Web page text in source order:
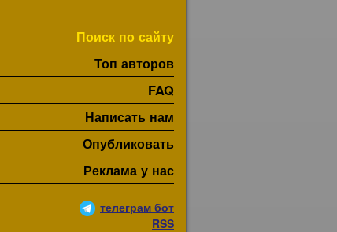
Поиск по сайту
Топ авторов
FAQ
Написать нам
Опубликовать
Реклама у нас
телеграм бот
RSS